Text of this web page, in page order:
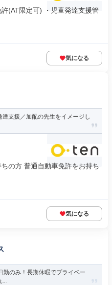
(AT限定可) ・児童発達支援管
気になる
達支援／加配の先生をイメージし
の方 普通自動車免許をお持ち
気になる
勤のみ！長期休暇でプライベー
...